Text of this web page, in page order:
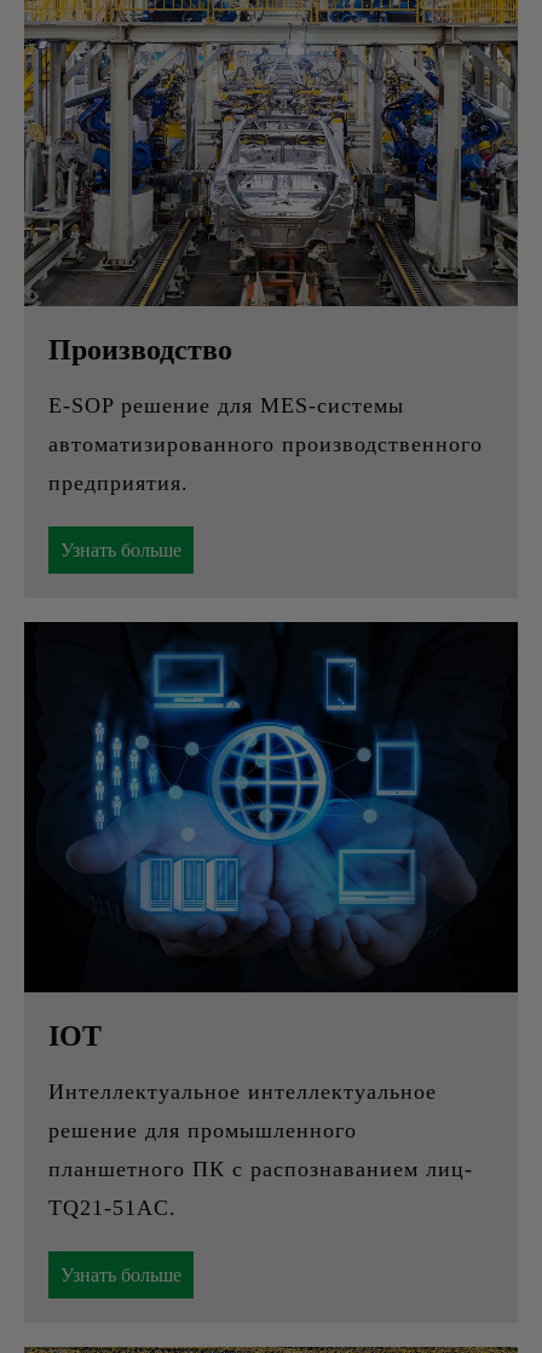
Производство
E-SOP решение для MES-системы
автоматизированного производственного
предприятия.
Узнать больше
IOT
Интеллектуальное интеллектуальное
решение для промышленного
планшетного ПК с распознаванием лиц-
TQ21-51AC.
Узнать больше